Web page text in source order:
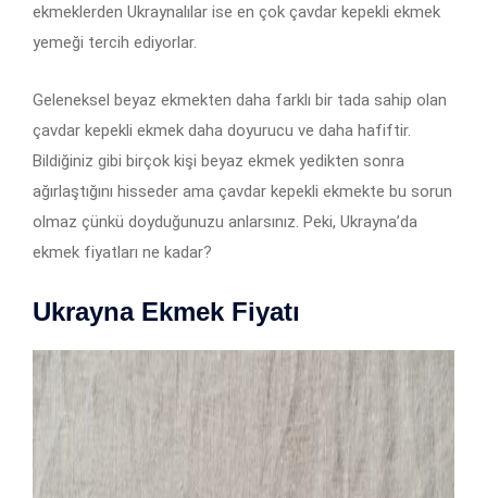
ekmeklerden Ukraynalılar ise en çok çavdar kepekli ekmek
yemeği tercih ediyorlar.
Geleneksel beyaz ekmekten daha farklı bir tada sahip olan
çavdar kepekli ekmek daha doyurucu ve daha hafiftir.
Bildiğiniz gibi birçok kişi beyaz ekmek yedikten sonra
ağırlaştığını hisseder ama çavdar kepekli ekmekte bu sorun
olmaz çünkü doyduğunuzu anlarsınız. Peki, Ukrayna’da
ekmek fiyatları ne kadar?
Ukrayna Ekmek Fiyatı